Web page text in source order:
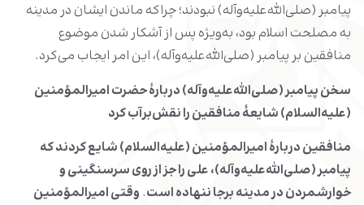
پیامبر (صلی‌الله‌علیه‌وآله) نبودند؛ چراکه ماندن ایشان در مدینه
به مصلحت اسلام بود، به‌ویژه پس از آشکار شدن موضوع
منافقین بر پیامبر (صلی‌الله‌علیه‌وآله)، این امر ایجاب می‌کرد.
سخن پیامبر (صلی‌الله‌علیه‌وآله) دربارۀ حضرت امیرالمؤمنین
(علیه‌السلام) شایعۀ منافقین را نقش‌برآب کرد
منافقین دربارۀ امیرالمؤمنین (علیه‌السلام) شایع کردند که
پیامبر (صلی‌الله‌علیه‌وآله)، علی را جز از روی سرسنگینی و
خوارشمردن در مدینه برجا ننهاده است. وقتی امیرالمؤمنین